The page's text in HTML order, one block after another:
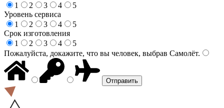
1
2 3 4
5
Уровень сервиса
1
2 3 4
5
Срок изготовления
1
2 3 4
5
Пожалуйста, докажите, что вы человек, выбрав Самолёт.